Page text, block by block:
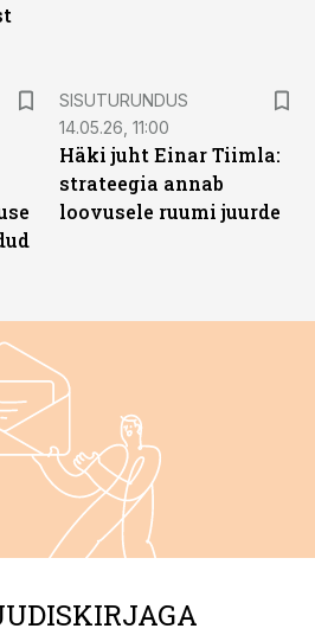
SISUTURUNDUS
14.05.26, 11:00
Häki juht Einar Tiimla:
strateegia annab
loovusele ruumi juurde